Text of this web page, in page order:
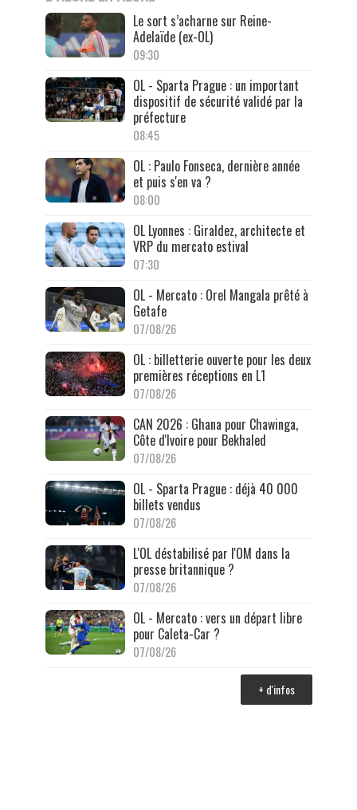
Le sort s’acharne sur Reine-
Adelaïde (ex-OL)
09:30
OL - Sparta Prague : un important
dispositif de sécurité validé par la
préfecture
08:45
OL : Paulo Fonseca, dernière année
et puis s'en va ?
08:00
OL Lyonnes : Giraldez, architecte et
VRP du mercato estival
07:30
OL - Mercato : Orel Mangala prêté à
Getafe
07/08/26
OL : billetterie ouverte pour les deux
premières réceptions en L1
07/08/26
CAN 2026 : Ghana pour Chawinga,
Côte d'Ivoire pour Bekhaled
07/08/26
OL - Sparta Prague : déjà 40 000
billets vendus
07/08/26
L'OL déstabilisé par l'OM dans la
presse britannique ?
07/08/26
OL - Mercato : vers un départ libre
pour Caleta-Car ?
07/08/26
+ d'infos